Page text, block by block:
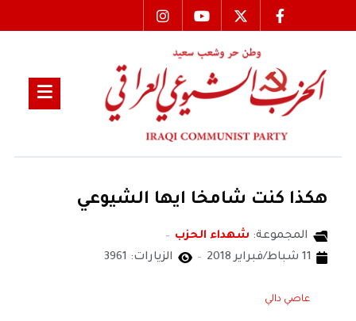
هكذا كنت شامخا ايها الشيوعي
المجموعة: شهداء الحزب
11 شباط/فبراير 2018
الزيارات: 3961
عاصي دالي